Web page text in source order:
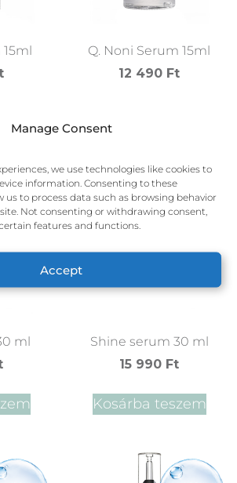
Manage Consent
we use technologies like cookies to
information. Consenting to these
us to process data such as browsing behavior
Not consenting or withdrawing consent,
features and functions.
Accept
Q. Noni Serum 15ml
12 490 Ft
ml
Shine serum 30 ml
15 990 Ft
Kosárba teszem